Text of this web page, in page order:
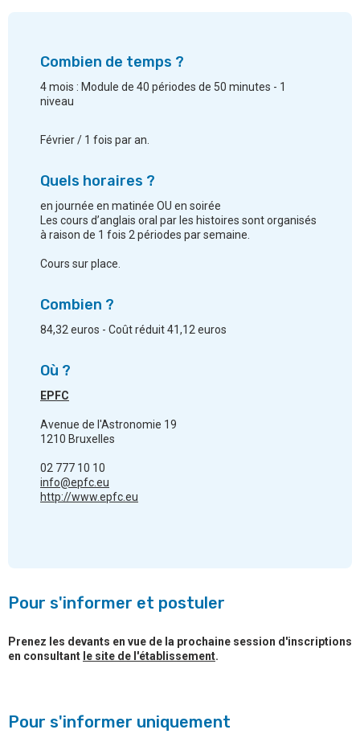
Combien de temps ?
4 mois : Module de 40 périodes de 50 minutes - 1
niveau
Février / 1 fois par an.
Quels horaires ?
en journée en matinée OU en soirée
Les cours d’anglais oral par les histoires sont organisés
à raison de 1 fois 2 périodes par semaine.
Cours sur place.
Combien ?
84,32 euros - Coût réduit 41,12 euros
Où ?
EPFC
Avenue de l'Astronomie 19
1210 Bruxelles
02 777 10 10
info@epfc.eu
http://www.epfc.eu
Pour s'informer et postuler
Prenez les devants en vue de la prochaine session d'inscriptions
en consultant le site de l'établissement.
Pour s'informer uniquement